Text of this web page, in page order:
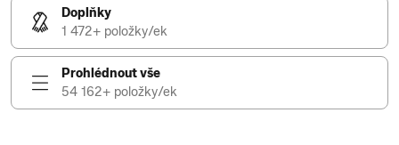
Doplňky
1 472+ položky/ek
Prohlédnout vše
54 162+ položky/ek